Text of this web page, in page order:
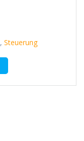
, Steuerung